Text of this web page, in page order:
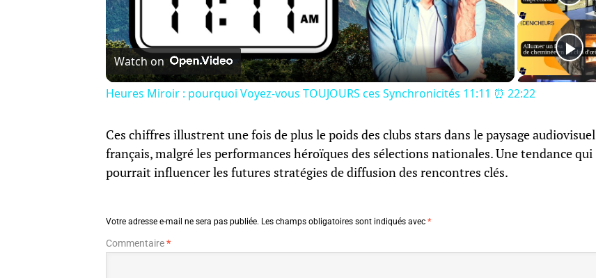
Video
Watch on
Heures Miroir : pourquoi Voyez-vous TOUJOURS ces Synchronicités 11:11 ⏰ 22:22
Ces chiffres illustrent une fois de plus le poids des clubs stars dans le paysage audiovisuel
français, malgré les performances héroïques des sélections nationales. Une tendance qui
pourrait influencer les futures stratégies de diffusion des rencontres clés.
Votre adresse e-mail ne sera pas publiée. Les champs obligatoires sont indiqués avec *
Commentaire*